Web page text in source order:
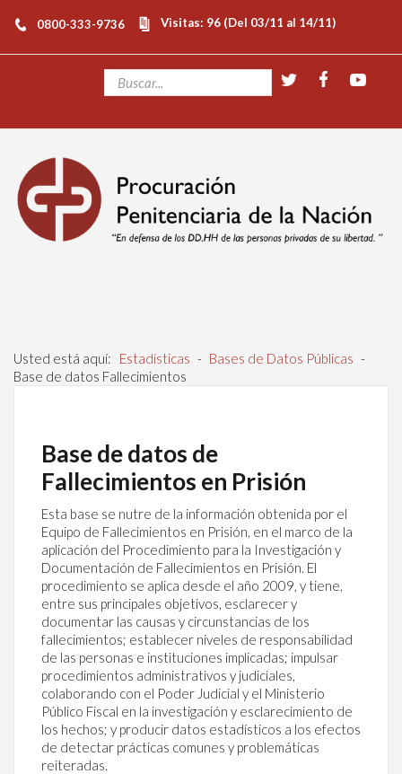
0800-333-9736 Visitas: 96 (Del 03/11 al 14/11)
Usted está aquí: Estadísticas - Bases de Datos Públicas -
Base de datos Fallecimientos
Base de datos de
Fallecimientos en Prisión
Esta base se nutre de la información obtenida por el
Equipo de Fallecimientos en Prisión, en el marco de la
aplicación del Procedimiento para la Investigación y
Documentación de Fallecimientos en Prisión. El
procedimiento se aplica desde el año 2009, y tiene,
entre sus principales objetivos, esclarecer y
documentar las causas y circunstancias de los
fallecimientos; establecer niveles de responsabilidad
de las personas e instituciones implicadas; impulsar
procedimientos administrativos y judiciales,
colaborando con el Poder Judicial y el Ministerio
Público Fiscal en la investigación y esclarecimiento de
los hechos; y producir datos estadísticos a los efectos
de detectar prácticas comunes y problemáticas
reiteradas.